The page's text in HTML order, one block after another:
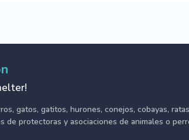
gatos, gatitos, hurones, conejos, cobayas,
de protectoras y asociaciones de animales o